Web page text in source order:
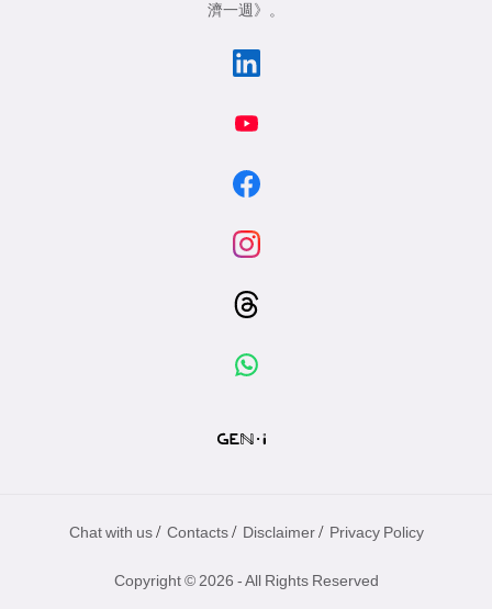
濟一週》 。
Chat with us / Contacts / Disclaimer / Privacy Policy
Copyright © 2026 - All Rights Reserved